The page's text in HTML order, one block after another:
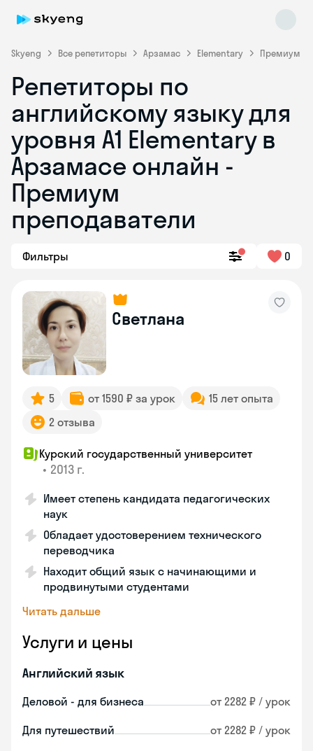
Skyeng Все репетиторы Арзамас Elementary Премиум
Репетиторы по
английскому языку для
уровня A1 Elementary в
Арзамасе онлайн -
Премиум
преподаватели
Фильтры 0
Светлана
5 от 1590 ₽ за урок
15 лет опыта
2 отзыва
Курский государственный университет
• 2013 г.
Имеет степень кандидата педагогических
наук
Обладает удостоверением технического
переводчика
Находит общий язык с начинающими и
продвинутыми студентами
Читать дальше
Услуги и цены
Английский язык
Деловой - для бизнеса от 2282 ₽ / урок
Для путешествий от 2282 ₽ / урок
online